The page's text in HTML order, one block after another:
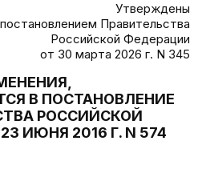
Утверждены
постановлением Правительства
Российской Федерации
от 30 марта 2026 г. N 345
В ПОСТАНОВЛЕНИЕ
РОССИЙСКОЙ
ИЮНЯ 2016 Г. N 574